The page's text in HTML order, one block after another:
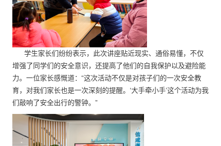
学生家长们纷纷表示，此次讲座贴近现实、通俗易懂，不仅
增强了同学们的安全意识，还提高了他们的自我保护以及避险能
力。一位家长感慨道：“这次活动不仅是对孩子们的一次安全教
育，对我们家长也是一次深刻的提醒。‘大手牵小手’这个活动为我
们敲响了安全出行的警钟。”